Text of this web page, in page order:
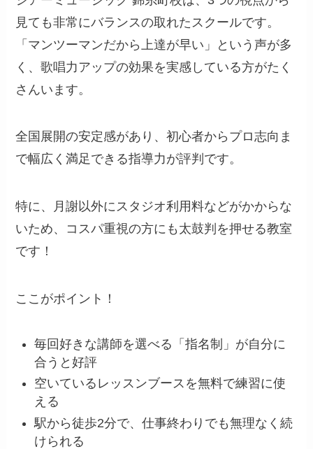
見ても非常にバランスの取れたスクールです。
「マンツーマンだから上達が早い」という声が多
く、歌唱力アップの効果を実感している方がたく
さんいます。
全国展開の安定感があり、初心者からプロ志向ま
で幅広く満足できる指導力が評判です。
特に、月謝以外にスタジオ利用料などがかからな
いため、コスパ重視の方にも太鼓判を押せる教室
です！
ここがポイント！
毎回好きな講師を選べる「指名制」が自分に
合うと好評
空いているレッスンブースを無料で練習に使
える
駅から徒歩2分で、仕事終わりでも無理なく続
けられる